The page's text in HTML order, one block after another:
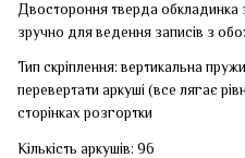
Двостороння тверда обкладинка
зручно для ведення записів з
Тип скріплення: вертикальна
перевертати аркуші (все лягає
сторінках розгортки
Кількість аркушів: 96